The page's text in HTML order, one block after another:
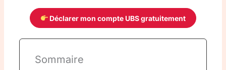
Déclarer mon compte UBS gratuitement
Sommaire